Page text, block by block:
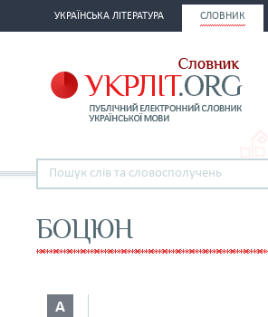
УКРАЇНСЬКА ЛІТЕРАТУРА СЛОВНИК
БОЦЮН
А